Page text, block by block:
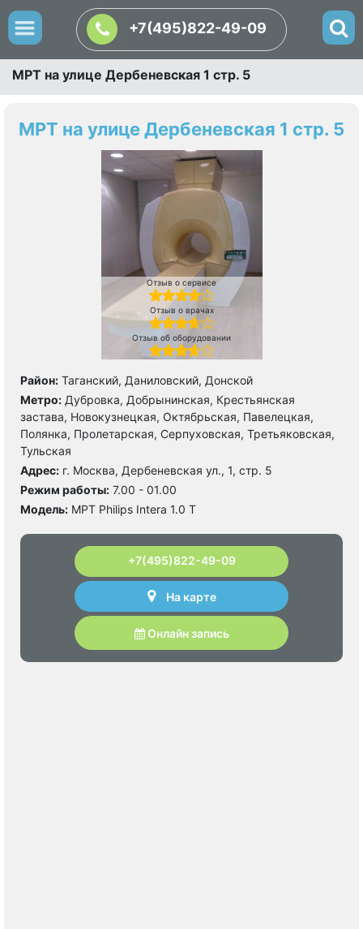
+7(495)822-49-09
МРТ на улице Дербеневская 1 стр. 5
МРТ на улице Дербеневская 1 стр. 5
Отзыв о сервисе
Отзыв о врачах
Отзыв об оборудовании
Район: Таганский, Даниловский, Донской
Метро: Дубровка, Добрынинская, Крестьянская
застава, Новокузнецкая, Октябрьская, Павелецкая,
Полянка, Пролетарская, Серпуховская, Третьяковская,
Тульская
Адрес: г. Москва, Дербеневская ул., 1, стр. 5
Режим работы: 7.00 - 01.00
Модель: МРТ Philips Intera 1.0 Т
+7(495)822-49-09
На карте
Онлайн запись